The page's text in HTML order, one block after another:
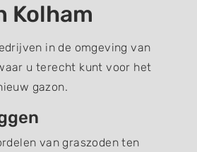
Kolham
in de omgeving van
u terecht kunt voor het
gazon.
van graszoden ten